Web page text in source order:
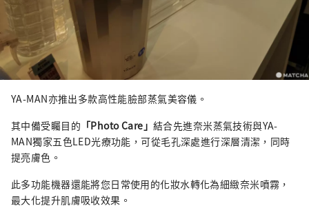
YA-MAN亦推出多款高性能臉部蒸氣美容儀。
其中備受矚目的 「Photo Care」 結合先進奈米蒸氣技術與YA-
MAN獨家五色LED光療功能，可從毛孔深處進行深層清潔，同時
提亮膚色。
此多功能機器還能將您日常使用的化妝水轉化為細緻奈米噴霧，
最大化提升肌膚吸收效果。